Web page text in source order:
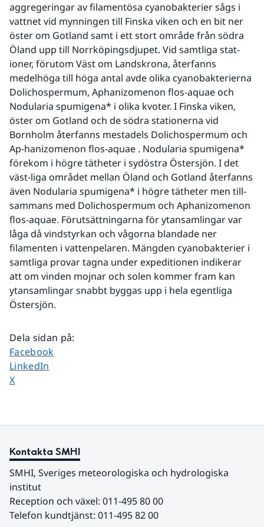
aggregeringar av filamentösa cyanobakterier sågs i
vattnet vid mynningen till Finska viken och en bit ner
öster om Gotland samt i ett stort område från södra
Öland upp till Norrköpingsdjupet. Vid samtliga stat-
ioner, förutom Väst om Landskrona, återfanns
medelhöga till höga antal avde olika cyanobakterierna
Dolichospermum, Aphanizomenon flos-aquae och
Nodularia spumigena* i olika kvoter. I Finska viken,
öster om Gotland och de södra stationerna vid
Bornholm återfanns mestadels Dolichospermum och
Ap-hanizomenon flos-aquae . Nodularia spumigena*
förekom i högre tätheter i sydöstra Östersjön. I det
väst-liga området mellan Öland och Gotland återfanns
även Nodularia spumigena* i högre tätheter men till-
sammans med Dolichospermum och Aphanizomenon
flos-aquae. Förutsättningarna för ytansamlingar var
låga då vindstyrkan och vågorna blandade ner
filamenten i vattenpelaren. Mängden cyanobakterier i
samtliga provar tagna under expeditionen indikerar
att om vinden mojnar och solen kommer fram kan
ytansamlingar snabbt byggas upp i hela egentliga
Östersjön.
Dela sidan på:
Dela sidan på
Facebook
Dela sidan på
LinkedIn
Dela sidan på
X
Kontakta SMHI
SMHI, Sveriges meteorologiska och hydrologiska
institut
Reception och växel: 011-495 80 00
Telefon kundtjänst: 011-495 82 00